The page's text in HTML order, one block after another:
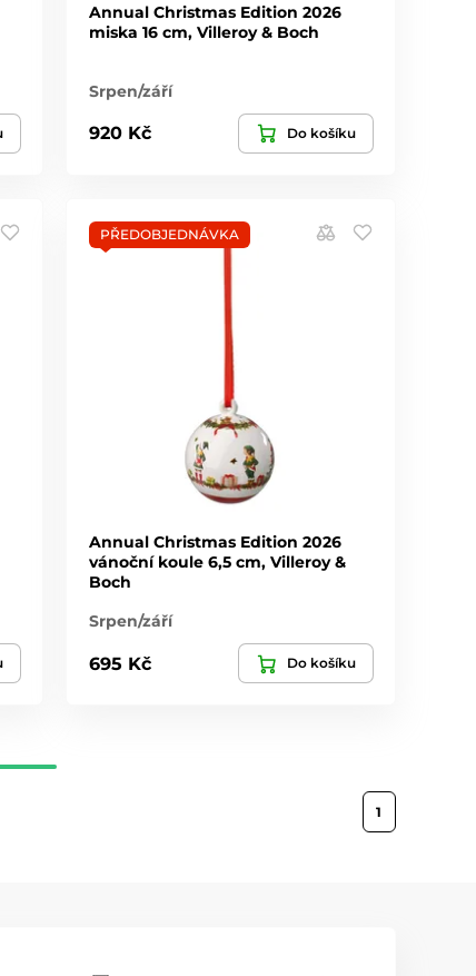
Annual Christmas Edition 2026
miska 16 cm, Villeroy & Boch
Srpen/září
920 Kč Do košíku
PŘEDOBJEDNÁVKA
Annual Christmas Edition 2026
vánoční koule 6,5 cm, Villeroy &
Boch
Srpen/září
695 Kč Do košíku
1